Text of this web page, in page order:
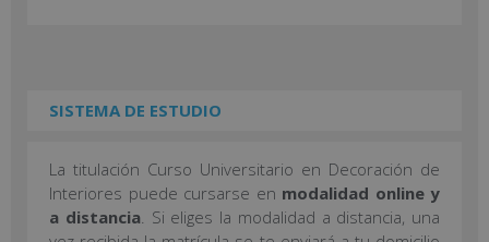
SISTEMA DE ESTUDIO
La titulación Curso Universitario en Decoración de
Interiores puede cursarse en modalidad online y
a distancia. Si eliges la modalidad a distancia, una